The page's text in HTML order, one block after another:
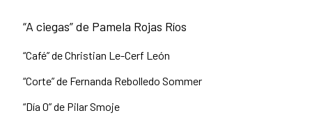
“A ciegas” de Pamela Rojas Ríos
“Café” de Christian Le-Cerf León
“Corte” de Fernanda Rebolledo Sommer
“Día 0” de Pilar Smoje